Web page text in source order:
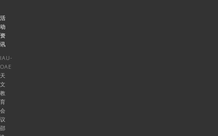
活
动
资
讯
IAU-
OAE
天
文
教
育
会
议
邵